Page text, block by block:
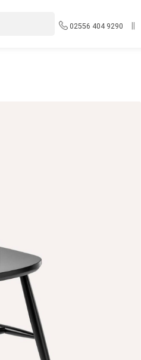
02556 404 9290